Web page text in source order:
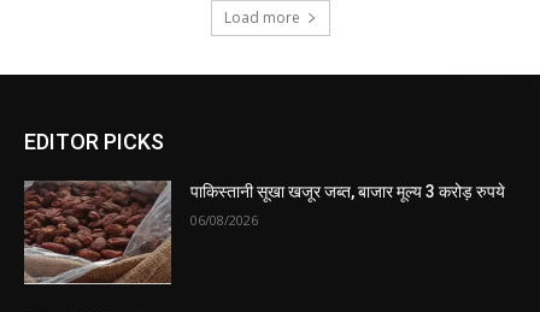
Load more
EDITOR PICKS
पाकिस्तानी सूखा खजूर जब्त, बाजार मूल्य 3 करोड़ रुपये
06/08/2026